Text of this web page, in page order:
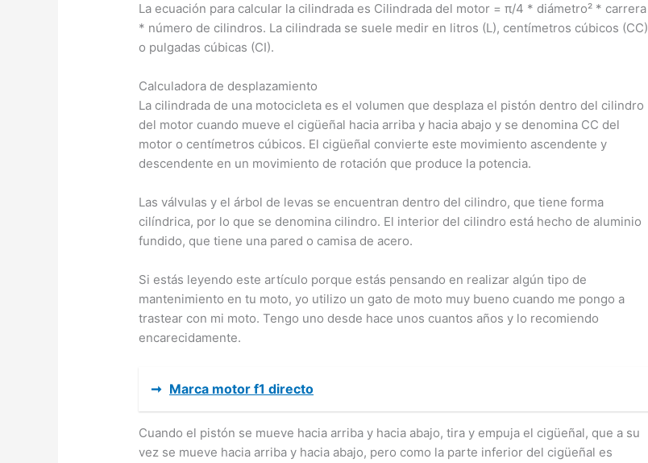
La ecuación para calcular la cilindrada es Cilindrada del motor = π/4 * diámetro² * carrera
* número de cilindros. La cilindrada se suele medir en litros (L), centímetros cúbicos (CC)
o pulgadas cúbicas (CI).
Calculadora de desplazamiento
La cilindrada de una motocicleta es el volumen que desplaza el pistón dentro del cilindro
del motor cuando mueve el cigüeñal hacia arriba y hacia abajo y se denomina CC del
motor o centímetros cúbicos. El cigüeñal convierte este movimiento ascendente y
descendente en un movimiento de rotación que produce la potencia.
Las válvulas y el árbol de levas se encuentran dentro del cilindro, que tiene forma
cilíndrica, por lo que se denomina cilindro. El interior del cilindro está hecho de aluminio
fundido, que tiene una pared o camisa de acero.
Si estás leyendo este artículo porque estás pensando en realizar algún tipo de
mantenimiento en tu moto, yo utilizo un gato de moto muy bueno cuando me pongo a
trastear con mi moto. Tengo uno desde hace unos cuantos años y lo recomiendo
encarecidamente.
➞ Marca motor f1 directo
Cuando el pistón se mueve hacia arriba y hacia abajo, tira y empuja el cigüeñal, que a su
vez se mueve hacia arriba y hacia abajo, pero como la parte inferior del cigüeñal es